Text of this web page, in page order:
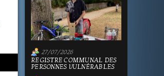
27/07/2026
REGISTRE COMMUNAL DES
PERSONNES VULNÉRABLES